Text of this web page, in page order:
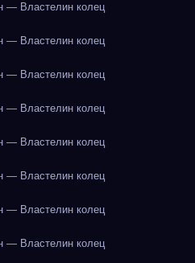
— Властелин колец
— Властелин колец
— Властелин колец
— Властелин колец
— Властелин колец
— Властелин колец
— Властелин колец
— Властелин колец